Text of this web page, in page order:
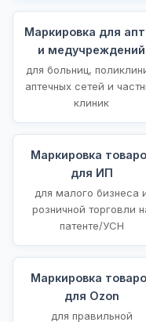
Маркировка для
и медучреждений
для больниц,
аптечных сетей и
клиник
Маркировка
для ИП
для малого бизнеса
розничной торговли
патенте/УСН
Маркировка
для Ozon
для правильной